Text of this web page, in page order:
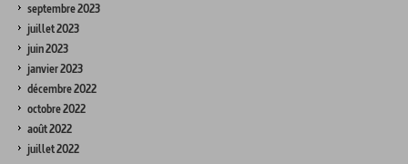
septembre 2023
juillet 2023
juin 2023
janvier 2023
décembre 2022
octobre 2022
août 2022
juillet 2022